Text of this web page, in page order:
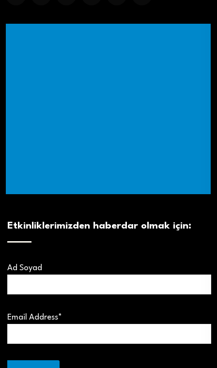
Etkinliklerimizden haberdar olmak için:
Ad Soyad
Email Address*